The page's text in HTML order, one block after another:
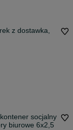
z dostawka,
socjalny
biurowe 6x2,5